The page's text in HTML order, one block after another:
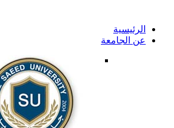
الرئيسية
عن الجامعة